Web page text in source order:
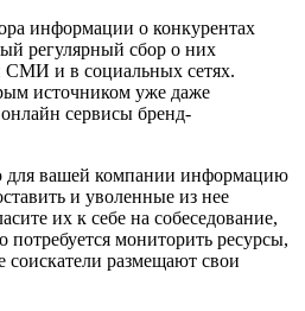
информации о конкурентах
регулярный сбор о них
и в социальных сетях.
источником уже даже
сервисы бренд-
вашей компании информацию
и уволенные из нее
их к себе на собеседование,
потребуется мониторить ресурсы,
размещают свои